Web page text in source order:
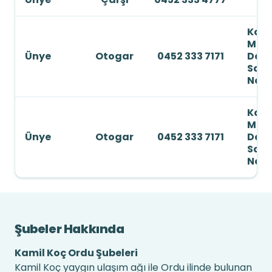
Ünye Otogar 0452 333 7171
Mah.
No:
Ünye Otogar 0452 333 7171
Mah.
No:
Şubeler Hakkında
Kamil Koç Ordu Şubeleri
Kamil Koç yaygın ulaşım ağı ile Ordu ilinde bulunan